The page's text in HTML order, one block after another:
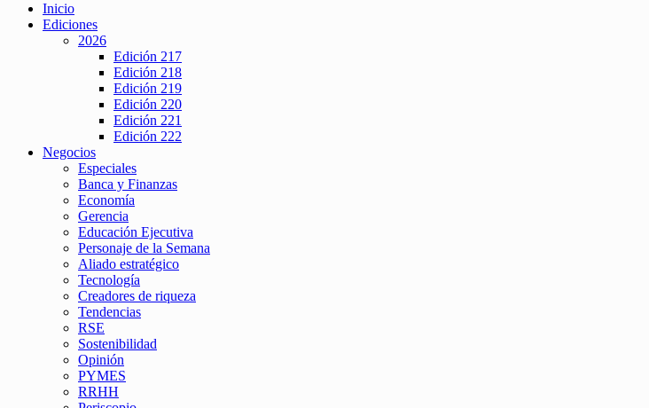
Inicio
Ediciones
2026
Edición 217
Edición 218
Edición 219
Edición 220
Edición 221
Edición 222
Negocios
Especiales
Banca y Finanzas
Economía
Gerencia
Educación Ejecutiva
Personaje de la Semana
Aliado estratégico
Tecnología
Creadores de riqueza
Tendencias
RSE
Sostenibilidad
Opinión
PYMES
RRHH